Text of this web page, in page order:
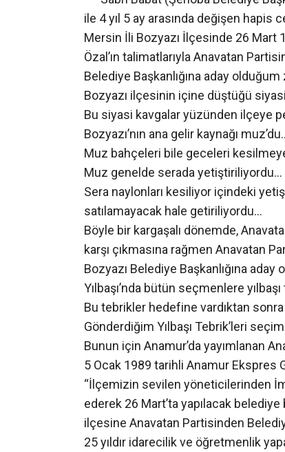
ile 4 yıl 5 ay arasında değişen hapis
Mersin İli Bozyazı İlçesinde 26 Mart
Özal’ın talimatlarıyla Anavatan
Belediye Başkanlığına aday
Bozyazı ilçesinin içine düştüğü
Bu siyasi kavgalar yüzünden ilçeye
Bozyazı’nın ana gelir kaynağı
Muz bahçeleri bile geceleri
Muz genelde serada yetiştiriliyordu…
Sera naylonları kesiliyor içindeki
satılamayacak hale getiriliyordu…
Böyle bir kargaşalı dönemde,
karşı çıkmasına rağmen Anavatan
Bozyazı Belediye Başkanlığına
Yılbaşı’nda bütün seçmenlere
Bu tebrikler hedefine vardıktan
Gönderdiğim Yılbaşı Tebrik’leri
Bunun için Anamur’da yayımlanan
5 Ocak 1989 tarihli Anamur Ekspres
“İlçemizin sevilen yöneticilerinden
ederek 26 Mart’ta yapılacak
ilçesine Anavatan Partisinden
25 yıldır idarecilik ve öğretmenlik